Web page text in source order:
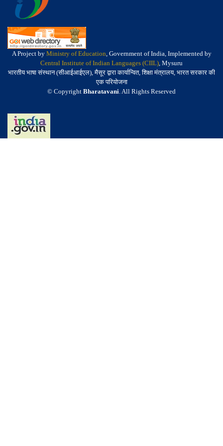
A Project by Ministry of Education, Government of India, Implemented by
Central Institute of Indian Languages (CIIL), Mysuru
भारतीय भाषा संस्थान (सीआईआईएल), मैसूर द्वारा कार्यान्वित, शिक्षा मंत्रालय, भारत सरकार की
एक परियोजना
© Copyright Bharatavani. All Rights Reserved